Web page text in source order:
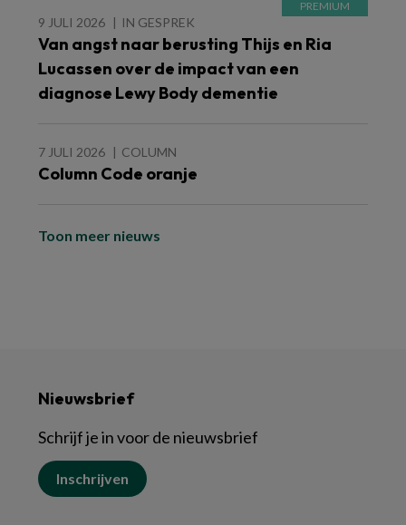
9 JULI 2026 IN GESPREK
Van angst naar berusting Thijs en Ria
Lucassen over de impact van een
diagnose Lewy Body dementie
7 JULI 2026 COLUMN
Column Code oranje
Toon meer nieuws
Nieuwsbrief
Schrijf je in voor de nieuwsbrief
Inschrijven